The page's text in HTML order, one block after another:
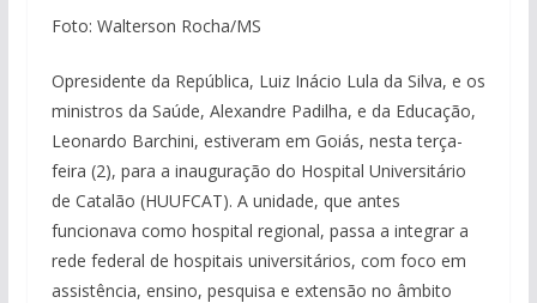
Foto: Walterson Rocha/MS
Opresidente da República, Luiz Inácio Lula da Silva, e os
ministros da Saúde, Alexandre Padilha, e da Educação,
Leonardo Barchini, estiveram em Goiás, nesta terça-
feira (2), para a inauguração do Hospital Universitário
de Catalão (HUUFCAT). A unidade, que antes
funcionava como hospital regional, passa a integrar a
rede federal de hospitais universitários, com foco em
assistência, ensino, pesquisa e extensão no âmbito